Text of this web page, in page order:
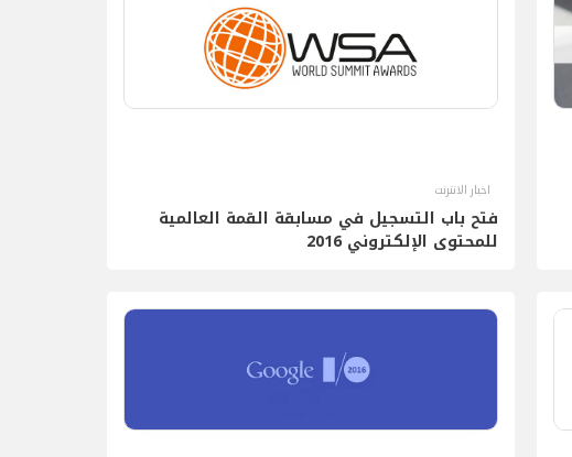
اخبار الانترنت
فتح باب التسجيل في مسابقة القمة العالمية
للمحتوى الإلكتروني 2016